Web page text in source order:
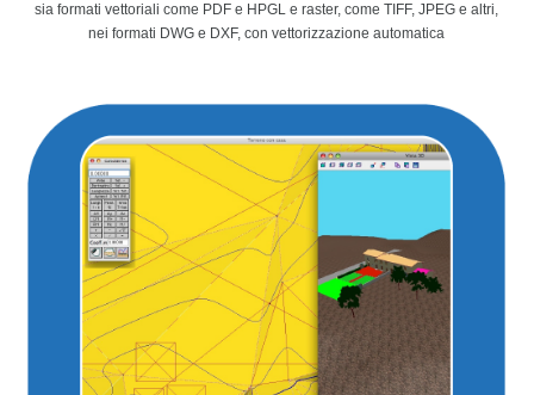
sia formati vettoriali come PDF e HPGL e raster, come TIFF, JPEG e altri,
nei formati DWG e DXF, con vettorizzazione automatica